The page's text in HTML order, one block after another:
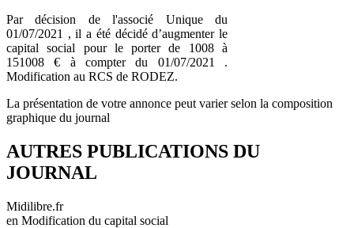
Par décision de l'associé Unique du
01/07/2021 , il a été décidé d’augmenter le
capital social pour le porter de 1008 à
151008 € à compter du 01/07/2021 .
Modification au RCS de RODEZ.
La présentation de votre annonce peut varier selon la composition
graphique du journal
AUTRES PUBLICATIONS DU
JOURNAL
Midilibre.fr
en Modification du capital social